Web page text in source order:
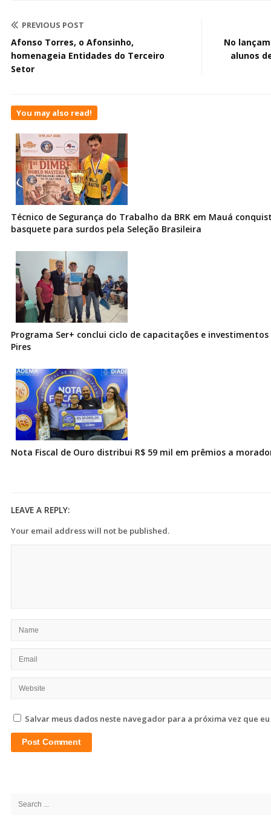
PREVIOUS POST
Afonso Torres, o Afonsinho,
homenageia Entidades do Terceiro
Setor
No
alunos
You may also read!
Técnico de Segurança do Trabalho da BRK em Mauá
basquete para surdos pela Seleção Brasileira
Programa Ser+ conclui ciclo de capacitações e
Pires
Nota Fiscal de Ouro distribui R$ 59 mil em prêmios a
LEAVE A REPLY:
Your email address will not be published.
Salvar meus dados neste navegador para a próxima vez que
Search